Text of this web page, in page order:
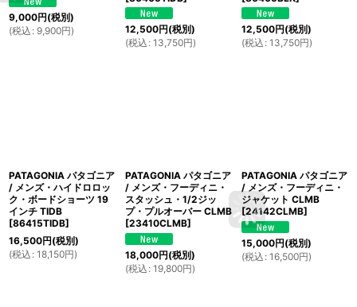
9,000円(税別)
(税込 : 9,900円) 12,500円(税別)
(税込 : 13,750円)
12,500円(税別)
(税込 : 13,750円)
PATAGONIA パタゴニア
/ メンズ・ハイドロロッ
ク・ボードショーツ 19
インチ TIDB
[86415TIDB]
16,500円(税別)
(税込 : 18,150円)
PATAGONIA パタゴニア
/ メンズ・フーディニ・
スタッシュ・1/2ジッ
プ・プルオーバー CLMB
[23410CLMB]
18,000円(税別)
(税込 : 19,800円)
PATAGONIA パタゴニア
/ メンズ・フーディニ・
ジャケット CLMB
[24142CLMB]
15,000円(税別)
(税込 : 16,500円)